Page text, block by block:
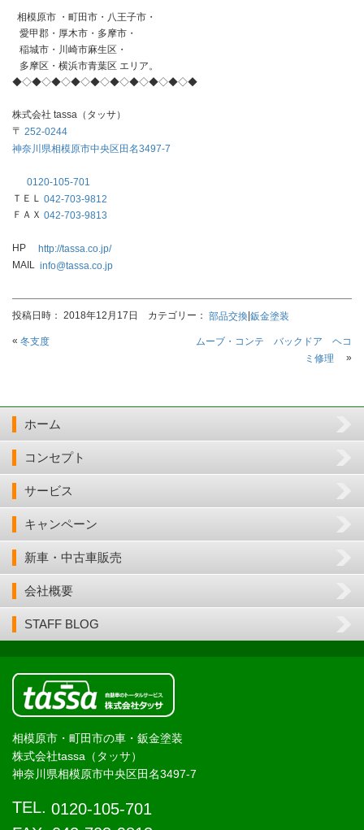
相模原市 ・町田市・八王子市・
愛甲郡・厚木市・多摩市・
稲城市・川崎市麻生区・
多摩区・横浜市青葉区 エリア。
◆◇◆◇◆◇◆◇◆◇◆◇◆◇◆◇◆◇◆
株式会社 tassa（タッサ）
〒 252-0244
神奈川県相模原市中央区田名3497-7
0120-105-701
ＴＥＬ 042-703-9812
ＦＡＸ 042-703-9813
HP
http://tassa.co.jp/
MAIL info@tassa.co.jp
投稿日時： 2018年12月17日 カテゴリー： 部品交換 鈑金塗装
« 冬支度
ムーブ・コンテ バックドア ヘコ
ミ修理
»
ホーム
コンセプト
サービス
キャンペーン
新車・中古車販売
会社概要
STAFF BLOG
相模原市・町田市の車・鈑金塗装
株式会社tassa（タッサ）
神奈川県相模原市中央区田名3497-7
TEL. 0120-105-701